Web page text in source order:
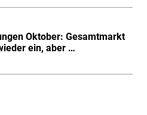
Oktober: Gesamtmarkt
ein, aber …